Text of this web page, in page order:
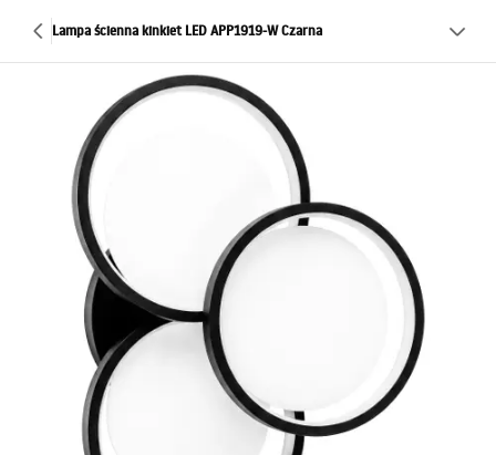
Lampa ścienna kinkiet LED APP1919-W Czarna